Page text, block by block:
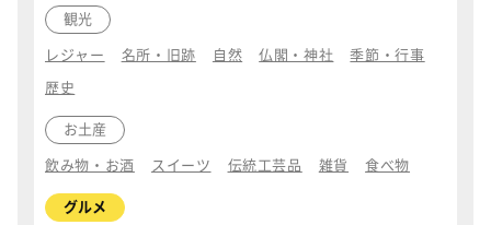
観光
レジャー 名所・旧跡 自然 仏閣・神社 季節・行事
歴史
お土産
飲み物・お酒 スイーツ 伝統工芸品 雑貨 食べ物
グルメ